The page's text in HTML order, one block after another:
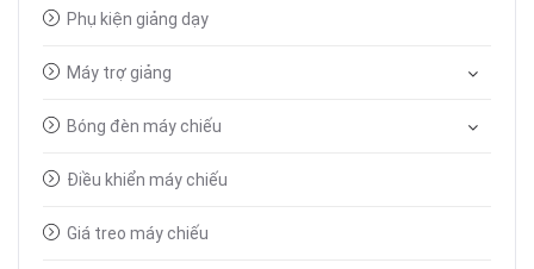
Phụ kiện giảng dạy
Máy trợ giảng
Bóng đèn máy chiếu
Điều khiển máy chiếu
Giá treo máy chiếu